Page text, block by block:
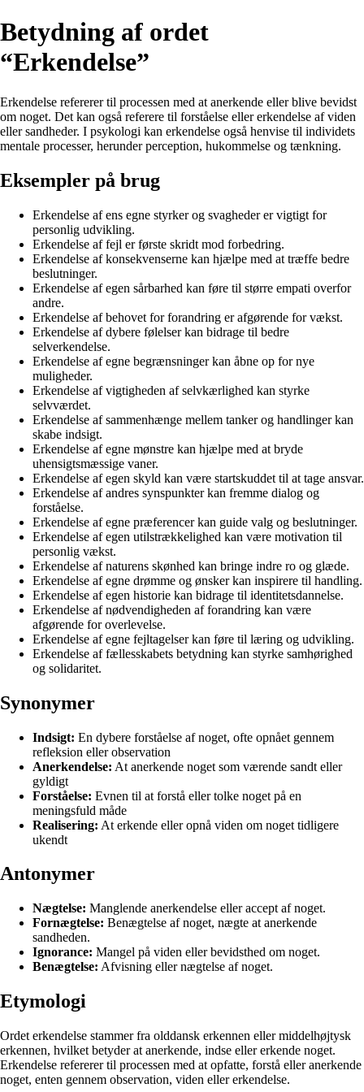
Betydning af ordet
“Erkendelse”
Erkendelse refererer til processen med at anerkende eller blive bevidst
om noget. Det kan også referere til forståelse eller erkendelse af viden
eller sandheder. I psykologi kan erkendelse også henvise til individets
mentale processer, herunder perception, hukommelse og tænkning.
Eksempler på brug
Erkendelse af ens egne styrker og svagheder er vigtigt for
personlig udvikling.
Erkendelse af fejl er første skridt mod forbedring.
Erkendelse af konsekvenserne kan hjælpe med at træffe bedre
beslutninger.
Erkendelse af egen sårbarhed kan føre til større empati overfor
andre.
Erkendelse af behovet for forandring er afgørende for vækst.
Erkendelse af dybere følelser kan bidrage til bedre
selverkendelse.
Erkendelse af egne begrænsninger kan åbne op for nye
muligheder.
Erkendelse af vigtigheden af selvkærlighed kan styrke
selvværdet.
Erkendelse af sammenhænge mellem tanker og handlinger kan
skabe indsigt.
Erkendelse af egne mønstre kan hjælpe med at bryde
uhensigtsmæssige vaner.
Erkendelse af egen skyld kan være startskuddet til at tage ansvar.
Erkendelse af andres synspunkter kan fremme dialog og
forståelse.
Erkendelse af egne præferencer kan guide valg og beslutninger.
Erkendelse af egen utilstrækkelighed kan være motivation til
personlig vækst.
Erkendelse af naturens skønhed kan bringe indre ro og glæde.
Erkendelse af egne drømme og ønsker kan inspirere til handling.
Erkendelse af egen historie kan bidrage til identitetsdannelse.
Erkendelse af nødvendigheden af forandring kan være
afgørende for overlevelse.
Erkendelse af egne fejltagelser kan føre til læring og udvikling.
Erkendelse af fællesskabets betydning kan styrke samhørighed
og solidaritet.
Synonymer
Indsigt: En dybere forståelse af noget, ofte opnået gennem
refleksion eller observation
Anerkendelse: At anerkende noget som værende sandt eller
gyldigt
Forståelse: Evnen til at forstå eller tolke noget på en
meningsfuld måde
Realisering: At erkende eller opnå viden om noget tidligere
ukendt
Antonymer
Nægtelse: Manglende anerkendelse eller accept af noget.
Fornægtelse: Benægtelse af noget, nægte at anerkende
sandheden.
Ignorance: Mangel på viden eller bevidsthed om noget.
Benægtelse: Afvisning eller nægtelse af noget.
Etymologi
Ordet erkendelse stammer fra olddansk erkennen eller middelhøjtysk
erkennen, hvilket betyder at anerkende, indse eller erkende noget.
Erkendelse refererer til processen med at opfatte, forstå eller anerkende
noget, enten gennem observation, viden eller erkendelse.